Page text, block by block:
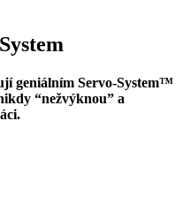
geniálním Servo-System™
“nežvýknou” a